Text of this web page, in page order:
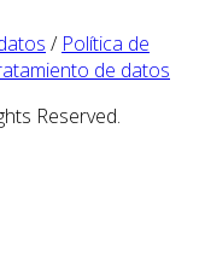
/ Política de
de datos
Reserved.